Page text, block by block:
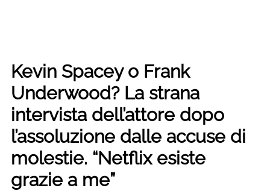
Kevin Spacey o Frank
Underwood? La strana
intervista dell’attore dopo
l’assoluzione dalle accuse di
molestie. “Netflix esiste
grazie a me”